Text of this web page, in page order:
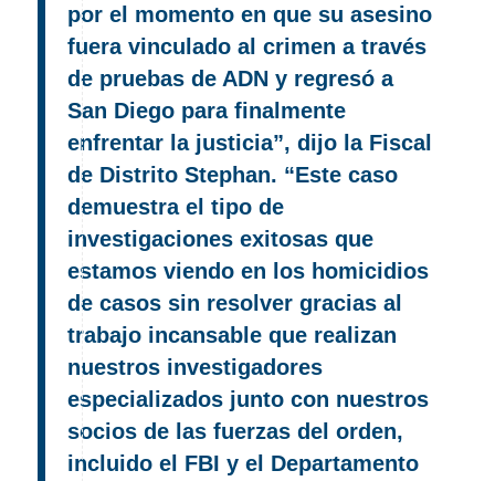
por el momento en que su asesino
fuera vinculado al crimen a través
de pruebas de ADN y regresó a
San Diego para finalmente
enfrentar la justicia”, dijo la Fiscal
de Distrito Stephan. “Este caso
demuestra el tipo de
investigaciones exitosas que
estamos viendo en los homicidios
de casos sin resolver gracias al
trabajo incansable que realizan
nuestros investigadores
especializados junto con nuestros
socios de las fuerzas del orden,
incluido el FBI y el Departamento